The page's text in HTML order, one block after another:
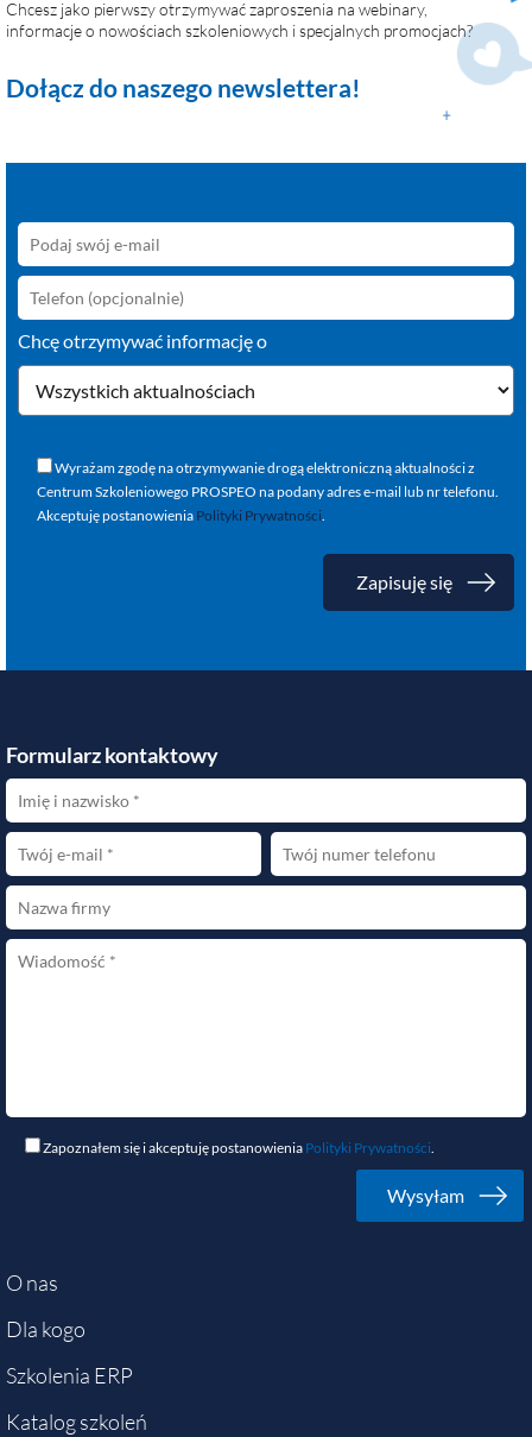
Chcesz jako pierwszy otrzymywać zaproszenia na webinary,
informacje o nowościach szkoleniowych i specjalnych promocjach?
Dołącz do naszego newslettera!
Chcę otrzymywać informację o
Wyrażam zgodę na otrzymywanie drogą elektroniczną aktualności z
Centrum Szkoleniowego PROSPEO na podany adres e-mail lub nr telefonu.
Akceptuję postanowienia Polityki Prywatności.
Formularz kontaktowy
Zapoznałem się i akceptuję postanowienia Polityki Prywatności.
O nas
Dla kogo
Szkolenia ERP
Katalog szkoleń